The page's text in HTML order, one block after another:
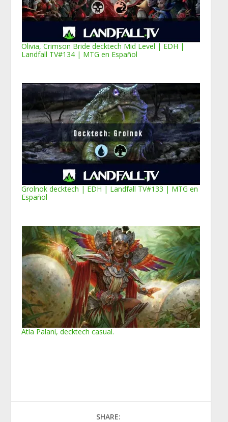
Olivia, Crimson Bride decktech Mid Level | EDH |
Landfall TV#134 | MTG en Español
Grolnok decktech | EDH | Landfall TV#133 | MTG en
Español
Atla Palani, decktech casual.
SHARE: